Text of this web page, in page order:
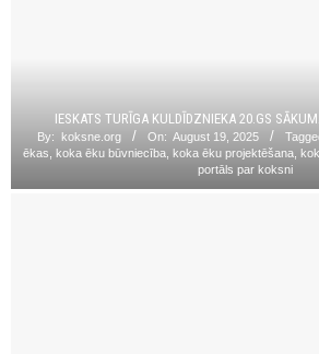
IESKATS TURĪGA KULDĪDZNIEKA 20.GS
By: koksne.org On: August 19, 2025
ēkas
koka ēku būvniecība, koka ēku projektēšana,
portāls par koksni